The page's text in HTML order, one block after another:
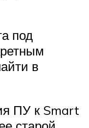
под
в
ПУ к Smart